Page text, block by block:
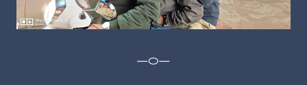
㇐㇣㇐